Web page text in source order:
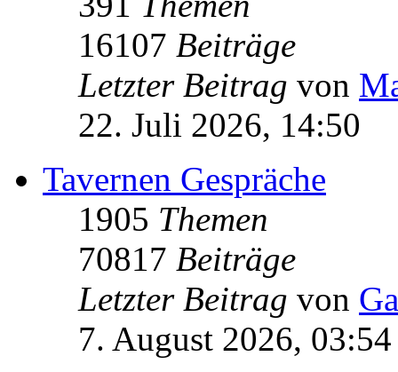
16107 Beiträge
Letzter Beitrag von
22. Juli 2026, 14:50
Tavernen Gespräche
1905 Themen
70817 Beiträge
Letzter Beitrag von
7. August 2026, 03:54